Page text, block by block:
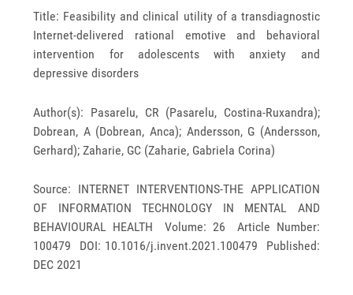
Title: Feasibility and clinical utility of a transdiagnostic
Internet-delivered rational emotive and behavioral
intervention for adolescents with anxiety and
depressive disorders
Author(s): Pasarelu, CR (Pasarelu, Costina-Ruxandra);
Dobrean, A (Dobrean, Anca); Andersson, G (Andersson,
Gerhard); Zaharie, GC (Zaharie, Gabriela Corina)
Source: INTERNET INTERVENTIONS-THE APPLICATION
OF INFORMATION TECHNOLOGY IN MENTAL AND
BEHAVIOURAL HEALTH Volume: 26 Article Number:
100479 DOI: 10.1016/j.invent.2021.100479 Published:
DEC 2021